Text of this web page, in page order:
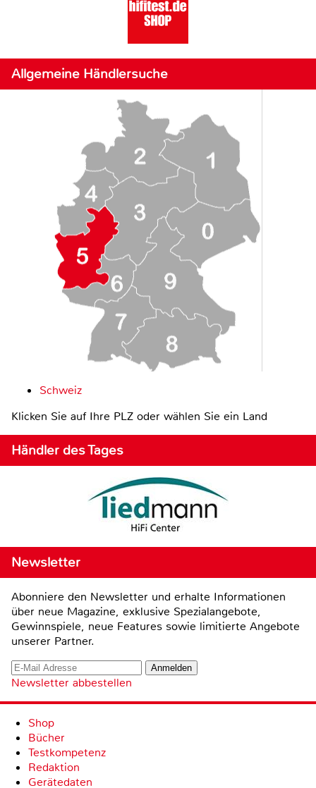
Allgemeine Händlersuche
Schweiz
Klicken Sie auf Ihre PLZ oder wählen Sie ein Land
Händler des Tages
Newsletter
Abonniere den Newsletter und erhalte Informationen
über neue Magazine, exklusive Spezialangebote,
Gewinnspiele, neue Features sowie limitierte Angebote
unserer Partner.
Newsletter abbestellen
Shop
Bücher
Testkompetenz
Redaktion
Gerätedaten